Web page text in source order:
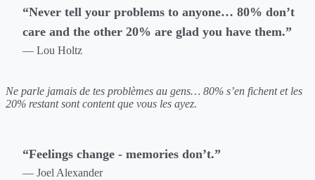
“Never tell your problems to anyone… 80% don’t
care and the other 20% are glad you have them.”
— Lou Holtz
Ne parle jamais de tes problèmes au gens… 80% s’en fichent et les
20% restant sont content que vous les ayez.
“Feelings change - memories don’t.”
— Joel Alexander